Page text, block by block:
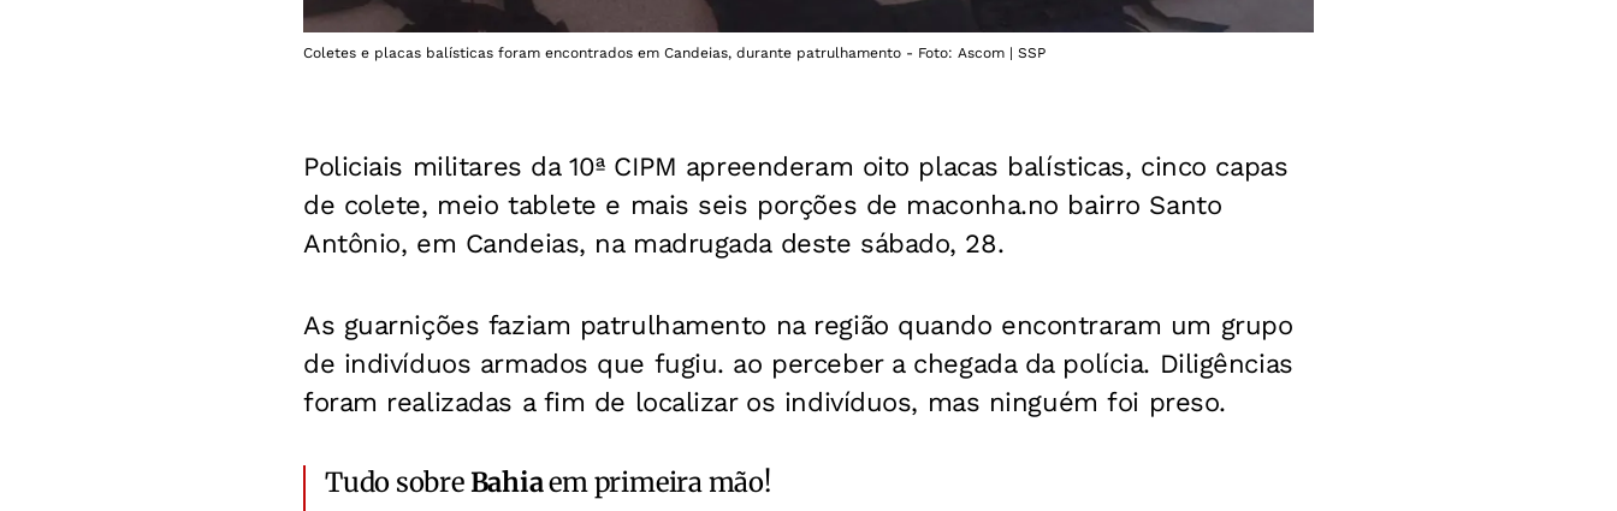
Coletes e placas balísticas foram encontrados em Candeias, durante patrulhamento - Foto: Ascom | SSP
Policiais militares da 10ª CIPM apreenderam oito placas balísticas, cinco capas
de colete, meio tablete e mais seis porções de maconha.no bairro Santo
Antônio, em Candeias, na madrugada deste sábado, 28.
As guarnições faziam patrulhamento na região quando encontraram um grupo
de indivíduos armados que fugiu. ao perceber a chegada da polícia. Diligências
foram realizadas a fim de localizar os indivíduos, mas ninguém foi preso.
Tudo sobreBahiaem primeira mão!